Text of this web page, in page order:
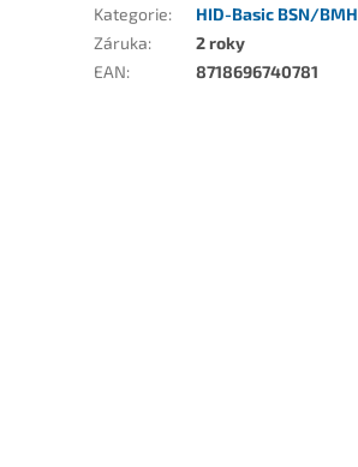
Kategorie:
HID-Basic BSN/BMH
Záruka:
2 roky
EAN: 8718696740781